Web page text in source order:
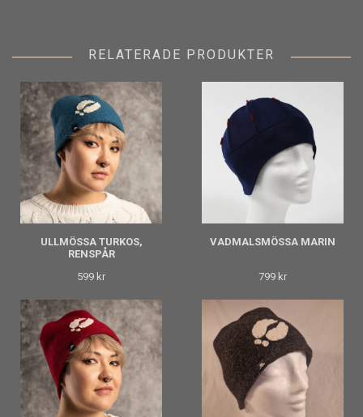
RELATERADE PRODUKTER
ULLMÖSSA TURKOS,
RENSPÅR
599 kr
VADMALSMÖSSA MARIN
799 kr